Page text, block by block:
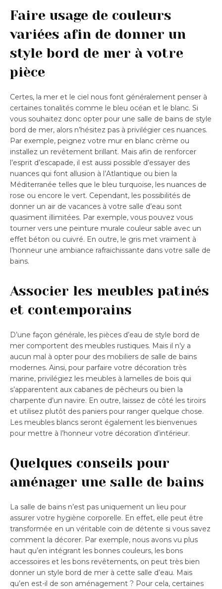
Faire usage de couleurs
variées afin de donner un
style bord de mer à votre
pièce
Certes, la mer et le ciel nous font généralement penser à
certaines tonalités comme le bleu océan et le blanc. Si
vous souhaitez donc opter pour une salle de bains de style
bord de mer, alors n’hésitez pas à privilégier ces nuances.
Par exemple, peignez votre mur en blanc crème ou
installez un revêtement brillant. Mais afin de renforcer
l’esprit d’escapade, il est aussi possible d’essayer des
nuances qui font allusion à l’Atlantique ou bien la
Méditerranée telles que le bleu turquoise, les nuances de
rose ou encore le vert. Cependant, les possibilités de
donner un air de vacances à votre salle d’eau sont
quasiment illimitées. Par exemple, vous pouvez vous
tourner vers une peinture murale couleur sable avec un
effet béton ou cuivré. En outre, le gris met vraiment à
l’honneur une ambiance rafraichissante dans votre salle de
bains.
Associer les meubles patinés
et contemporains
D’une façon générale, les pièces d’eau de style bord de
mer comportent des meubles rustiques. Mais il n’y a
aucun mal à opter pour des mobiliers de salle de bains
modernes. Ainsi, pour parfaire votre décoration très
marine, privilégiez les meubles à lamelles de bois qui
s’apparentent aux cabanes de pêcheurs ou bien la
charpente d’un navire. En outre, laissez de côté les tiroirs
et utilisez plutôt des paniers pour ranger quelque chose.
Les meubles blancs seront également les bienvenues
pour mettre à l’honneur votre décoration d’intérieur.
Quelques conseils pour
aménager une salle de bains
La salle de bains n’est pas uniquement un lieu pour
assurer votre hygiène corporelle. En effet, elle peut être
transformée en un véritable coin de détente si vous savez
comment la décorer. Par exemple, nous avons vu plus
haut qu’en intégrant les bonnes couleurs, les bons
accessoires et les bons revêtements, on peut très bien
donner un style bord de mer à cette salle d’eau. Mais
qu’en est-il de son aménagement ? Pour cela, certaines